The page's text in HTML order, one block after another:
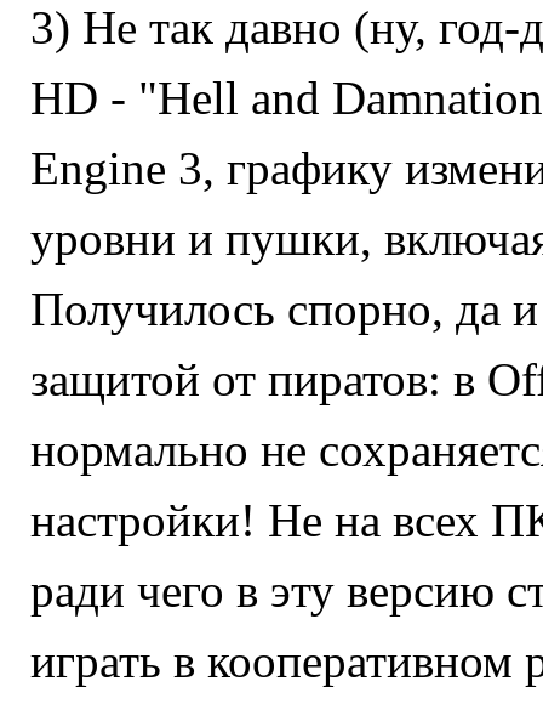
3) Не так давно (ну,
HD - "Hell and
Engine 3, графику
уровни и пушки,
Получилось спорно, да
защитой от пиратов: в
нормально не
настройки! Не на всех
ради чего в эту версию
играть в